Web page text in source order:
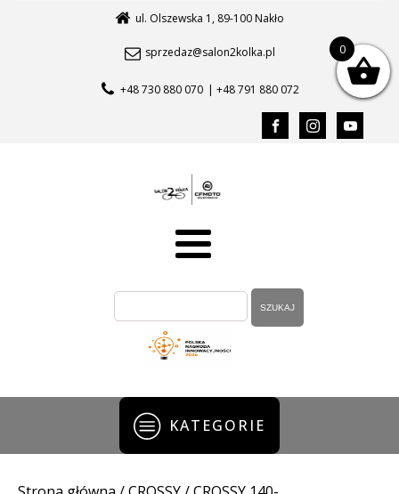
ul. Olszewska 1, 89-100 Nakło
sprzedaz@salon2kolka.pl
+48 730 880 070 | +48 791 880 072
KATEGORIE
0